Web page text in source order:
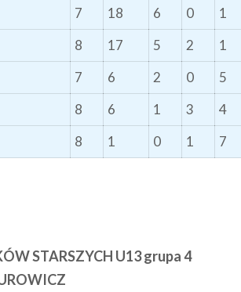
7 18 6 0 1
8 17 5 2 1
7 6 2 0 5
8 6 1 3 4
8 1 0 1 7
STARSZYCH U13 grupa 4